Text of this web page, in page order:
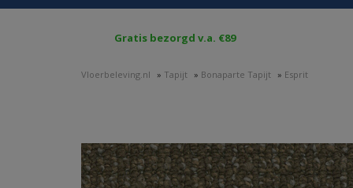
Gratis bezorgd v.a. €89
Vloerbeleving.nl » Tapijt » Bonaparte Tapijt » Esprit